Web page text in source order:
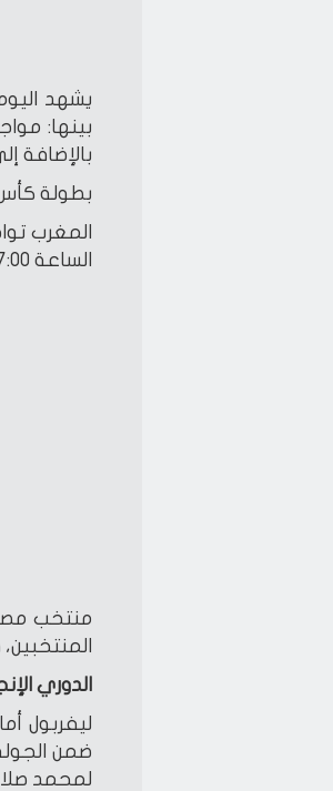
بالإضافة
بطولة كأس
المغرب
الساعة 07:00 مساءً، بتوقيت القاهرة .
منتخب
الدوري
ليفربول
لمحمد